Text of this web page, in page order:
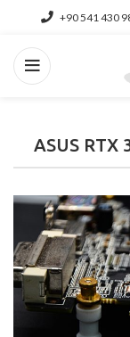
+90 541 430
ASUS RTX